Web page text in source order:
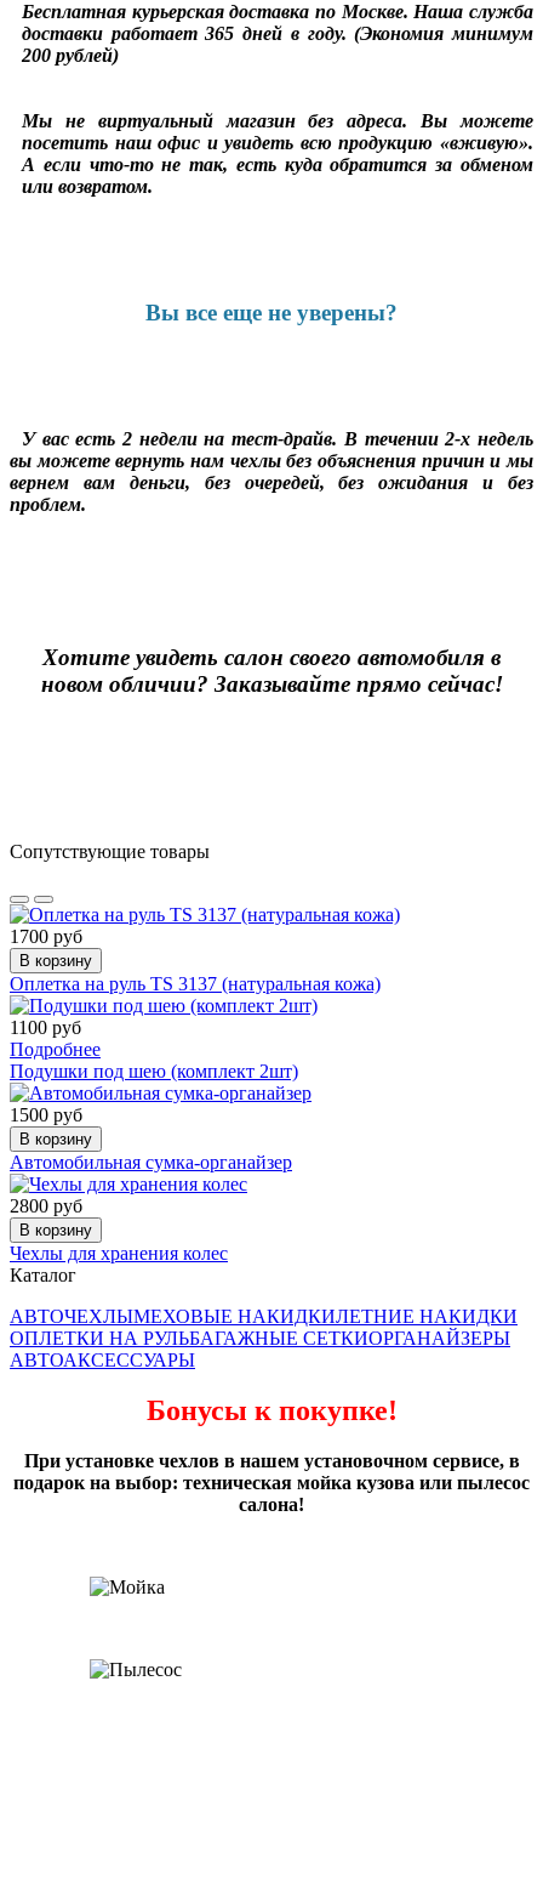
Бесплатная курьерская доставка по Москве. Наша служба
доставки работает 365 дней в году. (Экономия минимум
200 рублей)
Мы не виртуальный магазин без адреса. Вы можете
посетить наш офис и увидеть всю продукцию «вживую».
А если что-то не так, есть куда обратится за обменом
или возвратом.
Вы все еще не уверены?
У вас есть 2 недели на тест-драйв. В течении 2-х недель
вы можете вернуть нам чехлы без объяснения причин и мы
вернем вам деньги, без очередей, без ожидания и без
проблем.
Хотите увидеть салон своего автомобиля в
новом обличии? Заказывайте прямо сейчас!
Сопутствующие товары
1700 руб
В корзину
Оплетка на руль TS 3137 (натуральная кожа)
1100 руб
Подробнее
Подушки под шею (комплект 2шт)
1500 руб
В корзину
Автомобильная сумка-органайзер
2800 руб
В корзину
Чехлы для хранения колес
Каталог
АВТОЧЕХЛЫМЕХОВЫЕ НАКИДКИЛЕТНИЕ НАКИДКИ
ОПЛЕТКИ НА РУЛЬБАГАЖНЫЕ СЕТКИОРГАНАЙЗЕРЫ
АВТОАКСЕССУАРЫ
Бонусы к покупке!
При установке чехлов в нашем установочном сервисе, в
подарок на выбор: техническая мойка кузова или пылесос
салона!